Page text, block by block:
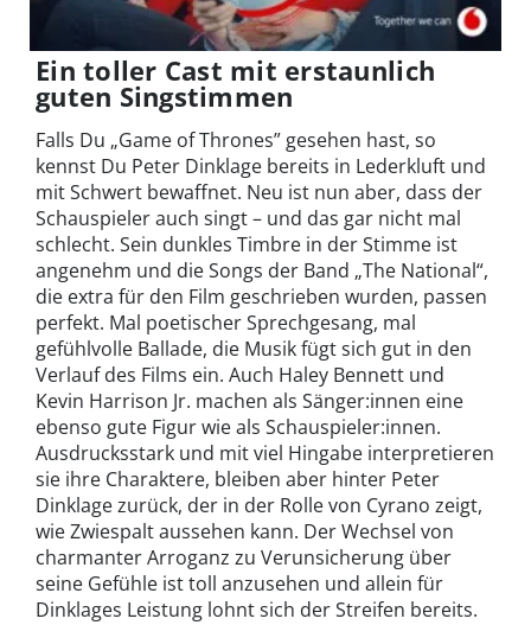
Ein toller Cast mit erstaunlich
guten Singstimmen
Falls Du „Game of Thrones” gesehen hast, so
kennst Du Peter Dinklage bereits in Lederkluft und
mit Schwert bewaffnet. Neu ist nun aber, dass der
Schauspieler auch singt – und das gar nicht mal
schlecht. Sein dunkles Timbre in der Stimme ist
angenehm und die Songs der Band „The National“,
die extra für den Film geschrieben wurden, passen
perfekt. Mal poetischer Sprechgesang, mal
gefühlvolle Ballade, die Musik fügt sich gut in den
Verlauf des Films ein. Auch Haley Bennett und
Kevin Harrison Jr. machen als Sänger:innen eine
ebenso gute Figur wie als Schauspieler:innen.
Ausdrucksstark und mit viel Hingabe interpretieren
sie ihre Charaktere, bleiben aber hinter Peter
Dinklage zurück, der in der Rolle von Cyrano zeigt,
wie Zwiespalt aussehen kann. Der Wechsel von
charmanter Arroganz zu Verunsicherung über
seine Gefühle ist toll anzusehen und allein für
Dinklages Leistung lohnt sich der Streifen bereits.